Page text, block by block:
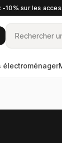
10% sur les
électroménager